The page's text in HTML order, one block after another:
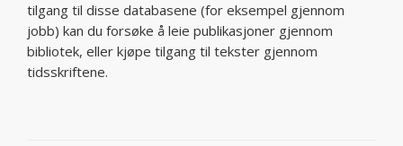
tilgang til disse databasene (for eksempel gjennom
jobb) kan du forsøke å leie publikasjoner gjennom
bibliotek, eller kjøpe tilgang til tekster gjennom
tidsskriftene.